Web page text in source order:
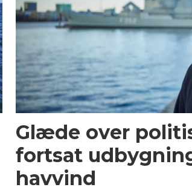
Glæde over
fortsat
havvind